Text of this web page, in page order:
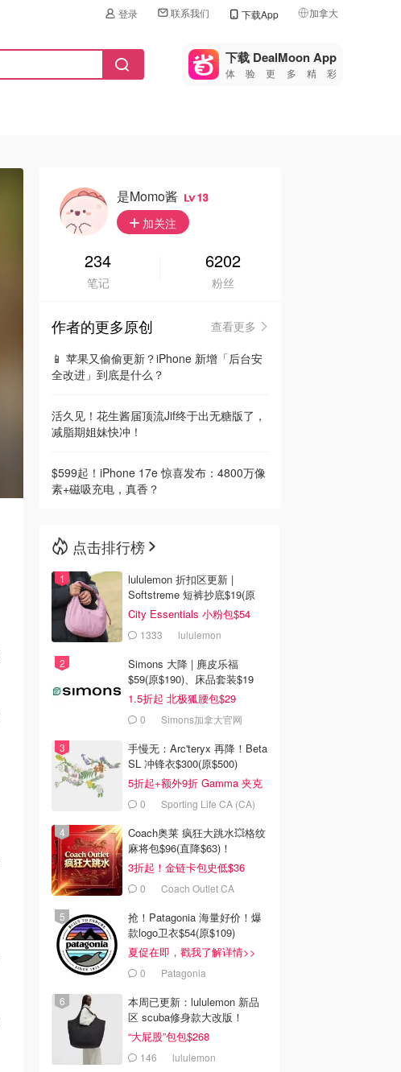
登录 联系我们 下载App 加拿大
🇺🇸
美国
🇨🇳中国
🇮🇹
🇦🇺
🇳🇿新西兰
下载 DealMoon App
体验更多精彩
是momo酱 13
加关注
234
笔记
6202
粉丝
作者的更多原创
查看更多
📱 苹果又偷偷更新？iPhone 新增「后台安
全改进」到底是什么？
活久见！花生酱届顶流Jif终于出无糖版了，
减脂期姐妹快冲！
$599起！iPhone 17e 惊喜发布：4800万像
素+磁吸充电，真香？
点击排行榜
lululemon 折扣区更新 |
Softstreme 短裤抄底$19(原
$88)
City Essentials 小粉包$54
1333 lululemon
Simons 大降 | 麂皮乐福
$59(原$190)、床品套装$19
1.5折起 北极狐腰包$29
0 Simons加拿大官网
手慢无：Arc'teryx 再降！Beta
SL 冲锋衣$300(原$500)
5折起+额外9折 Gamma 夹克
$2380 Sporting Life CA (CA)
Coach奥莱 疯狂大跳水💥格纹
麻将包$96(直降$63)！
3折起！金链卡包史低$36
0 Coach Outlet CA
抢！Patagonia 海量好价！爆
款logo卫衣$54(原$109)
夏促在即，戳我了解详情>>
0 Patagonia
本周已更新：lululemon 新品
区 scuba修身款大改版！
“大屁股”包包$268
146 lululemon